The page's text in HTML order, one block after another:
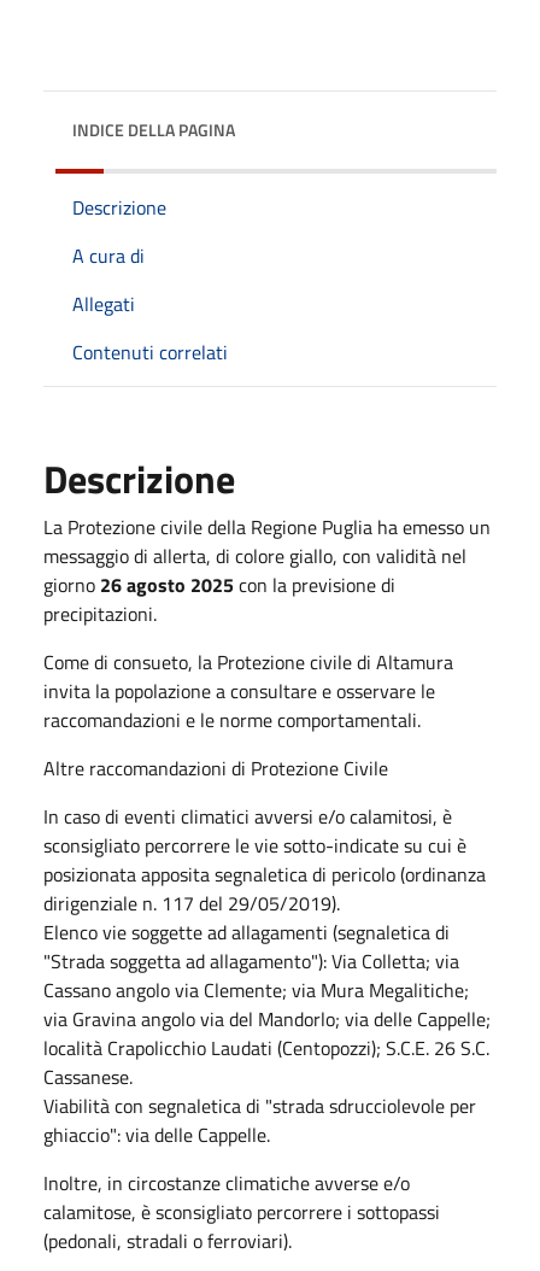
INDICE DELLA PAGINA
Descrizione
A cura di
Allegati
Contenuti correlati
Descrizione
La Protezione civile della Regione Puglia ha emesso un
messaggio di allerta, di colore giallo, con validità nel
giorno 26 agosto 2025con la previsione di
precipitazioni.
Come di consueto, la Protezione civile di Altamura
invita la popolazione a consultare e osservare le
raccomandazioni e le norme comportamentali.
Altre raccomandazioni di Protezione Civile
In caso di eventi climatici avversi e/o calamitosi, è
sconsigliato percorrere le vie sotto-indicate su cui è
posizionata apposita segnaletica di pericolo (ordinanza
dirigenziale n. 117 del 29/05/2019).
Elenco vie soggette ad allagamenti (segnaletica di
"Strada soggetta ad allagamento"): Via Colletta; via
Cassano angolo via Clemente; via Mura Megalitiche;
via Gravina angolo via del Mandorlo; via delle Cappelle;
località Crapolicchio Laudati (Centopozzi); S.C.E. 26 S.C.
Cassanese.
Viabilità con segnaletica di "strada sdrucciolevole per
ghiaccio": via delle Cappelle.
Inoltre, in circostanze climatiche avverse e/o
calamitose, è sconsigliato percorrere i sottopassi
(pedonali, stradali o ferroviari).